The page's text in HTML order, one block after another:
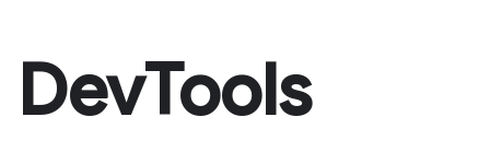
DevTools